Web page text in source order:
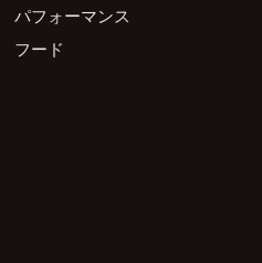
パフォーマンス
フード